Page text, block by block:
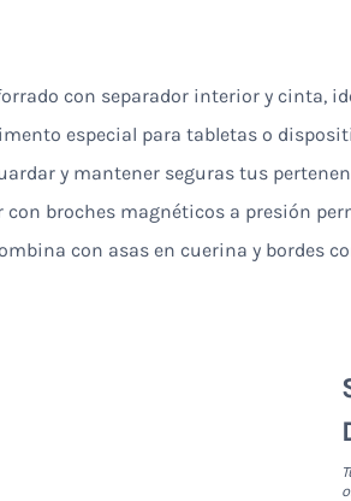
con separador interior y cinta,
especial para tabletas o
y mantener seguras tus
broches magnéticos a presión
con asas en cuerina y bordes